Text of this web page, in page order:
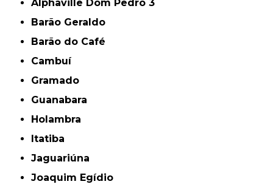
Alphaville Dom Pedro 3
Barão Geraldo
Barão do Café
Cambuí
Gramado
Guanabara
Holambra
Itatiba
Jaguariúna
Joaquim Egídio